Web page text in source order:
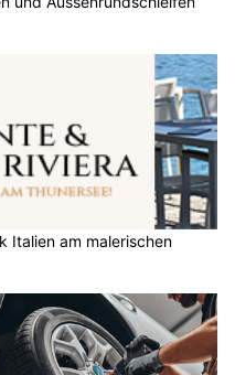
Italien am malerischen